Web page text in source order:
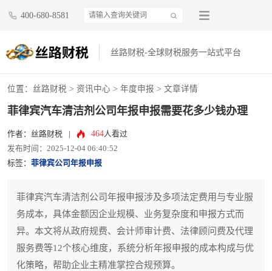
400-680-8581
丝路财税-全球财税服务一站式平台
位置： 丝路财税 > 资讯中心 > 年度申报 > 文章详情
菲律宾汽车清洁剂公司年报申报需要花多少钱办理
作者：丝路财税 464人看过
发布时间：2025-12-04 06:40:52
标签： 菲律宾公司年报申报
菲律宾汽车清洁剂公司年报申报涉及多项法定费用与专业服
务成本，具体金额因企业规模、业务复杂度和申报方式而
异。本文将从政府规费、会计师审计费、法律顾问费及代理
服务费等12个核心维度，系统分析年报申报的成本构成与优
化策略，帮助企业主精准掌控合规预算。